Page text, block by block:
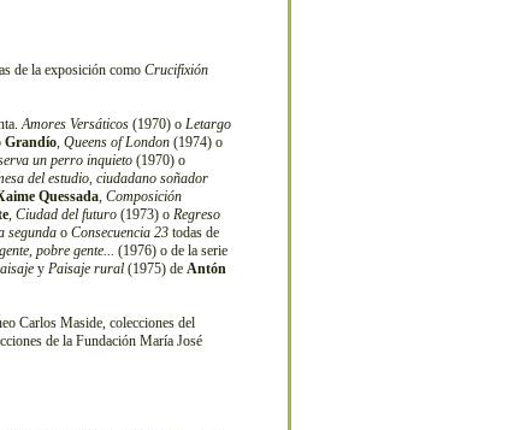
de la exposición como Crucifixión
Amores Versáticos (1970) o Letargo
Grandío, Queens of London (1974) o
un perro inquieto (1970) o
del estudio, ciudadano soñador
Quessada, Composición
, Ciudad del futuro (1973) o Regreso
segunda o Consecuencia 23 todas de
pobre gente... (1976) o de la serie
y Paisaje rural (1975) de Antón
Carlos Maside, colecciones del
de la Fundación María José